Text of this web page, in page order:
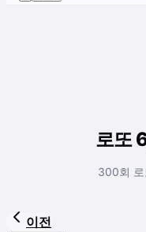
로또
300회
이전